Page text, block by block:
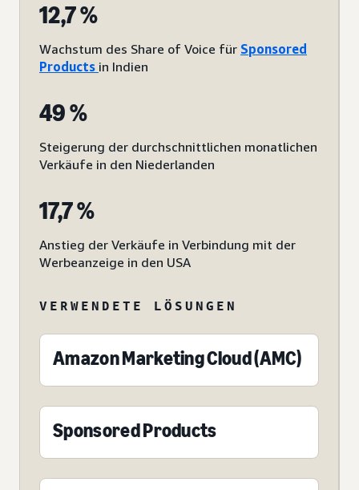
12,7 %
Wachstum des Share of Voice für Sponsored
Products in Indien
49 %
Steigerung der durchschnittlichen monatlichen
Verkäufe in den Niederlanden
17,7 %
Anstieg der Verkäufe in Verbindung mit der
Werbeanzeige in den USA
VERWENDETE LÖSUNGEN
Amazon Marketing Cloud (AMC)
Sponsored Products